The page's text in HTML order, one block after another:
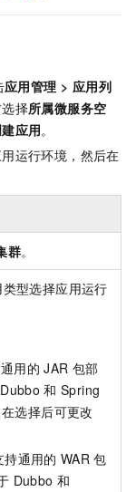
应用管理 > 应用列
择所属微服务空
应用。
运行环境，然后在
群。
型选择应用运行
用的 JAR 包部
Dubbo 和 Spring
选择后可更改
持通用的 WAR 包
Dubbo 和